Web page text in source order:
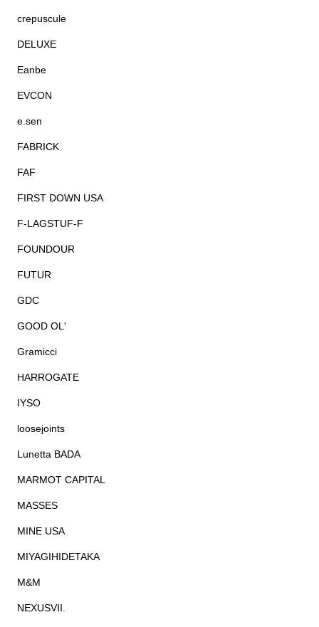
crepuscule
DELUXE
Eanbe
EVCON
e.sen
FABRICK
FAF
FIRST DOWN USA
F-LAGSTUF-F
FOUNDOUR
FUTUR
GDC
GOOD OL'
Gramicci
HARROGATE
IYSO
loosejoints
Lunetta BADA
MARMOT CAPITAL
MASSES
MINE USA
MIYAGIHIDETAKA
M&M
NEXUSVII.